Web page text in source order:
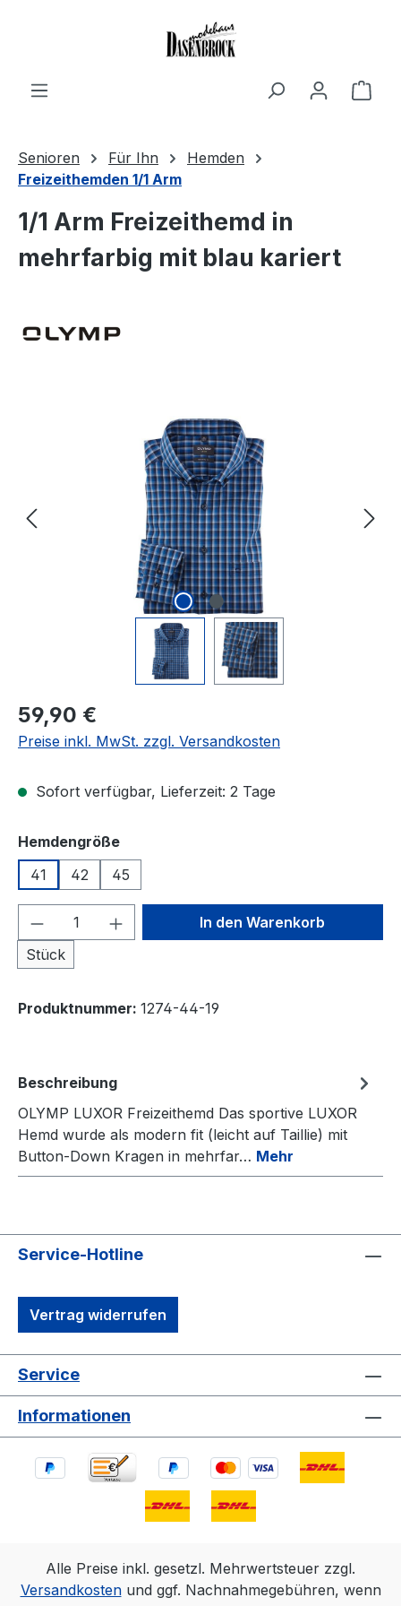
Senioren Für Ihn
Hemden
Freizeithemden 1/1 Arm
1/1 Arm Freizeithemd in
mehrfarbig mit blau kariert
Bildergalerie überspringen
Regulärer Preis:
59,90 €
Preise inkl. MwSt. zzgl. Versandkosten
Sofort verfügbar, Lieferzeit: 2 Tage
Hemdengrößeauswählen
41
42 45
Produkt Anzahl: Gib den
Stück
In den Warenkorb
Produktnummer: 1274-44-19
Beschreibung
OLYMP LUXOR Freizeithemd Das sportive LUXOR
Hemd wurde als modern fit (leicht auf Taillie) mit
Button-Down Kragen in mehrfar… Mehr
Service-Hotline
Vertrag widerrufen
Service
Informationen
Alle Preise inkl. gesetzl. Mehrwertsteuer zzgl.
Versandkostenund ggf. Nachnahmegebühren, wenn